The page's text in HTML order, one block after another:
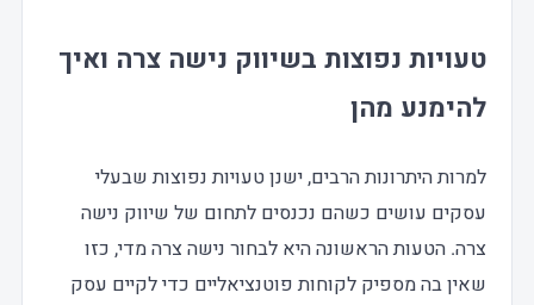
טעויות נפוצות בשיווק נישה צרה ואיך
להימנע מהן
למרות היתרונות הרבים, ישנן טעויות נפוצות שבעלי
עסקים עושים כשהם נכנסים לתחום של שיווק נישה
צרה. הטעות הראשונה היא לבחור נישה צרה מדי, כזו
שאין בה מספיק לקוחות פוטנציאליים כדי לקיים עסק